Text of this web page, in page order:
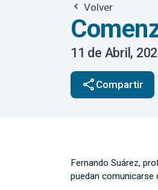
Volver
11 de Abril,
share Compartir
Fernando Suárez,
puedan comunicarse